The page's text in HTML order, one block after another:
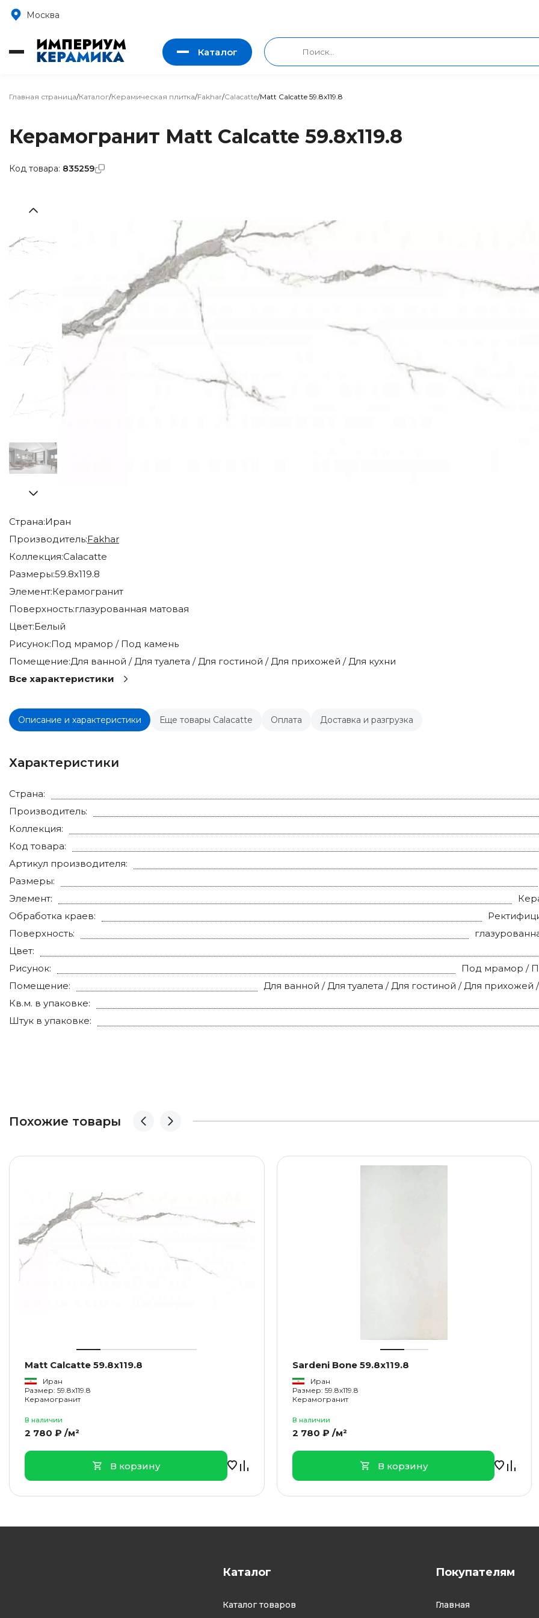
Москва
Каталог
Главная страница/Каталог/Керамическая плитка/Fakhar/Calacatte/Matt Calcatte 59.8x119.8
Керамогранит Matt Calcatte 59.8x119.8
Страна:Иран
Производитель:Fakhar
Коллекция:Calacatte
Размеры:59.8x119.8
Элемент:Керамогранит
Поверхность:глазурованная матовая
Цвет:Белый
Рисунок:Под мрамор / Под камень
Помещение:Для ванной / Для туалета / Для гостиной / Для прихожей / Для кухни
Все характеристики
Описание и характеристики Еще товары Calacatte Оплата Доставка и разгрузка
Характеристики
Страна:
Производитель:
Коллекция:
Код товара:
Артикул производителя:
Размеры:
Элемент:
Обработка краев:
Поверхность:
Цвет:
Рисунок:
Под мрамор /
Помещение:
Для ванной / Для туалета / Для гостиной / Для прихожей
Кв.м. в упаковке:
Штук в упаковке:
Похожие товары
Matt Calcatte 59.8x119.8
Иран
Размер: 59.8x119.8
Керамогранит
В наличии
2 780 ₽ /м²
В корзину
Sardeni Bone 59.8x119.8
Иран
Размер: 59.8x119.8
Керамогранит
В наличии
2 780 ₽ /м²
В корзину
Код товара: 835259
Каталог
Каталог товаров
Покупателям
Главная